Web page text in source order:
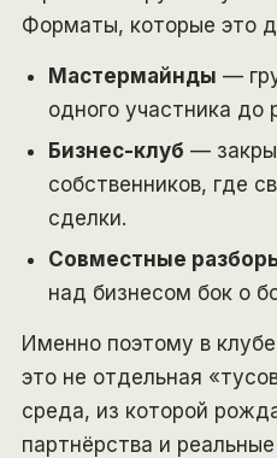
Форматы, которые это
Мастермайнды —
одного участника до
Бизнес-клуб —
собственников, где
сделки.
Совместные
над бизнесом бок о
Именно поэтому в
это не отдельная
среда, из которой
партнёрства и